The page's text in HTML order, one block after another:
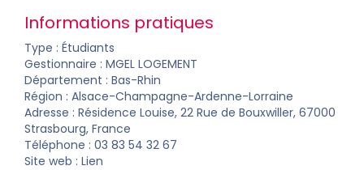
Informations pratiques
Type : Étudiants
Gestionnaire : MGEL LOGEMENT
Département : Bas-Rhin
Région : Alsace-Champagne-Ardenne-Lorraine
Adresse : Résidence Louise, 22 Rue de Bouxwiller, 67000
Strasbourg, France
Téléphone : 03 83 54 32 67
Site web : Lien